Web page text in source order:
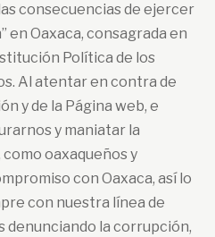
consecuencias de ejercer
en Oaxaca, consagrada en
Política de los
Al atentar en contra de
y de la Página web, e
y maniatar la
oaxaqueños y
con Oaxaca, así lo
con nuestra línea de
denunciando la corrupción,